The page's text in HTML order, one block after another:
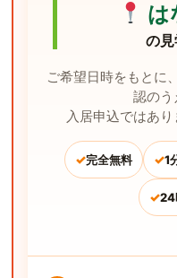
は
の
ご希望日時をもとに
認のう
入居申込ではあり
✓完全無料 ✓1
✓24